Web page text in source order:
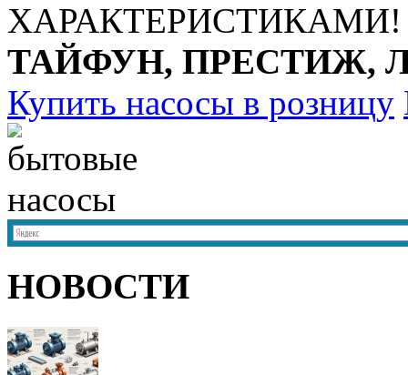
ХАРАКТЕРИСТИКАМИ!
ТАЙФУН, ПРЕСТИЖ,
Купить насосы в розницу
НОВОСТИ